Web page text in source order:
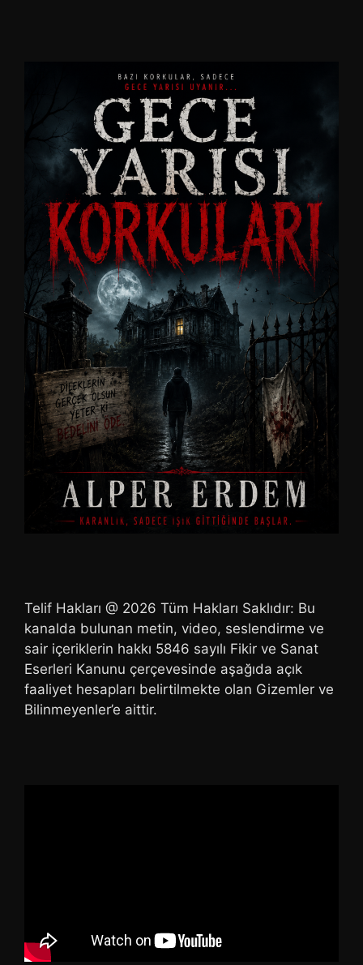
Telif Hakları @ 2026 Tüm Hakları Saklıdır: Bu
kanalda bulunan metin, video, seslendirme ve
sair içeriklerin hakkı 5846 sayılı Fikir ve Sanat
Eserleri Kanunu çerçevesinde aşağıda açık
faaliyet hesapları belirtilmekte olan Gizemler ve
Bilinmeyenler’e aittir.